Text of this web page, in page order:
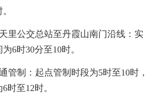
里公交总站至丹霞山南门沿线：实
6时30分至10时。
管制：起点管制时段为5时至10时，
时至12时。